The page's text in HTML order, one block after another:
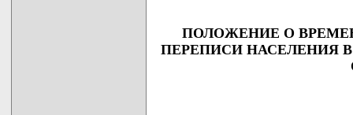
ПОЛОЖЕНИЕ О
ПЕРЕПИСИ НАСЕЛЕНИЯ